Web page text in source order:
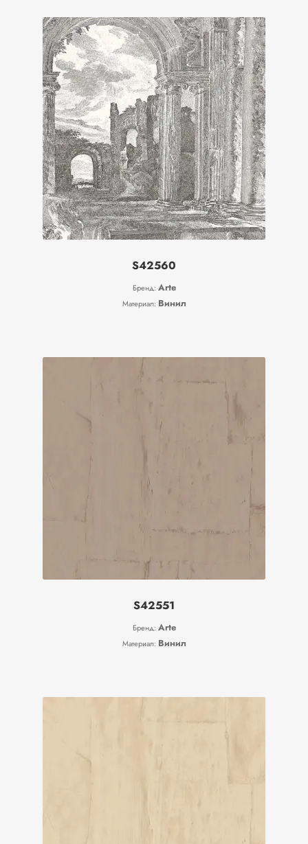
S42560
Бренд: Arte
Материал: Винил
S42551
Бренд: Arte
Материал: Винил